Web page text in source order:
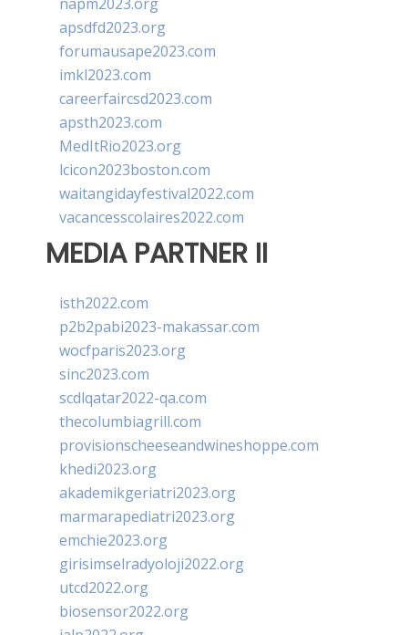
apsdfd2023.org
forumausape2023.com
imkl2023.com
careerfaircsd2023.com
apsth2023.com
MedItRio2023.org
lcicon2023boston.com
waitangidayfestival2022.com
vacancesscolaires2022.com
MEDIA PARTNER II
isth2022.com
p2b2pabi2023-makassar.com
wocfparis2023.org
sinc2023.com
scdlqatar2022-qa.com
thecolumbiagrill.com
provisionscheeseandwineshoppe.com
khedi2023.org
akademikgeriatri2023.org
marmarapediatri2023.org
emchie2023.org
girisimselradyoloji2022.org
utcd2022.org
biosensor2022.org